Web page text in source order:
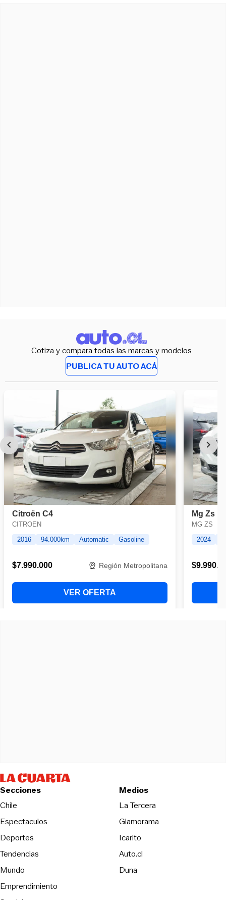
Cotiza y compara todas las marcas y modelos
PUBLICA TU AUTO ACÁ
Secciones
Chile
Espectaculos
Deportes
Tendencias
Mundo
Emprendimiento
Medios
La TerceraOpens in new
Glamorama
Icarito
Auto.cl
DunaOpens in new window